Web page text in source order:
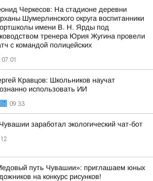
Черкесов: На стадионе деревни
Шумерлинского округа воспитанники
имени В. Н. Ярды под
тренера Юрия Жугина провели
с командой полицейских
07:01
Кравцов: Школьников научат
использовать ИИ
09:33
заработал экологический чат-бот
путь Чувашии»: приглашаем юных
на конкурс рисунков!